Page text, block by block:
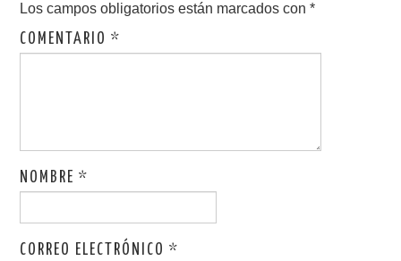
Los campos obligatorios están marcados con*
COMENTARIO*
NOMBRE*
CORREO ELECTRÓNICO*